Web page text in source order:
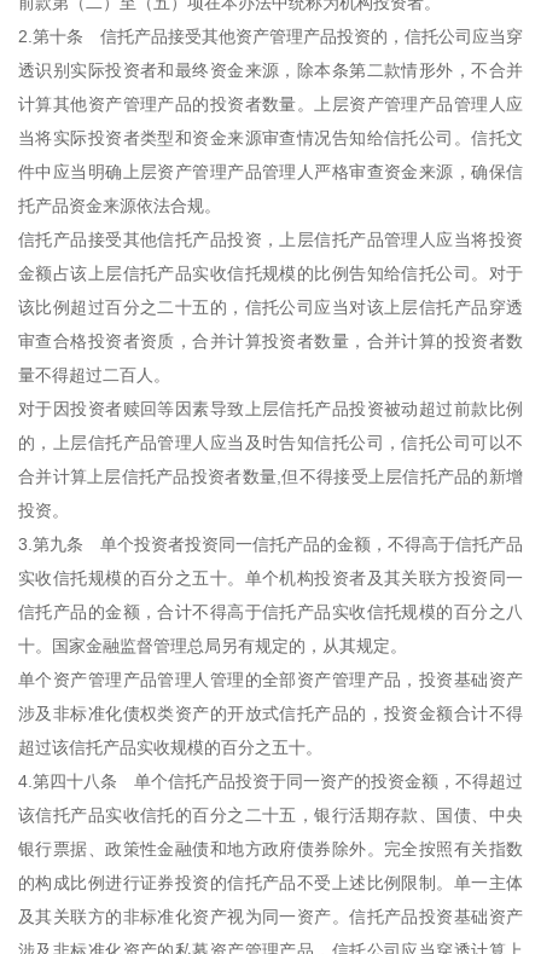
2.第十条 信托产品接受其他资产管理产品投资的，信托公司应当穿
透识别实际投资者和最终资金来源，除本条第二款情形外，不合并
计算其他资产管理产品的投资者数量。上层资产管理产品管理人应
当将实际投资者类型和资金来源审查情况告知给信托公司。信托文
件中应当明确上层资产管理产品管理人严格审查资金来源，确保信
托产品资金来源依法合规。
信托产品接受其他信托产品投资，上层信托产品管理人应当将投资
金额占该上层信托产品实收信托规模的比例告知给信托公司。对于
该比例超过百分之二十五的，信托公司应当对该上层信托产品穿透
审查合格投资者资质，合并计算投资者数量，合并计算的投资者数
量不得超过二百人。
对于因投资者赎回等因素导致上层信托产品投资被动超过前款比例
的，上层信托产品管理人应当及时告知信托公司，信托公司可以不
合并计算上层信托产品投资者数量,但不得接受上层信托产品的新增
投资。
3.第九条 单个投资者投资同一信托产品的金额，不得高于信托产品
实收信托规模的百分之五十。单个机构投资者及其关联方投资同一
信托产品的金额，合计不得高于信托产品实收信托规模的百分之八
十。国家金融监督管理总局另有规定的，从其规定。
单个资产管理产品管理人管理的全部资产管理产品，投资基础资产
涉及非标准化债权类资产的开放式信托产品的，投资金额合计不得
超过该信托产品实收规模的百分之五十。
4.第四十八条 单个信托产品投资于同一资产的投资金额，不得超过
该信托产品实收信托的百分之二十五，银行活期存款、国债、中央
银行票据、政策性金融债和地方政府债券除外。完全按照有关指数
的构成比例进行证券投资的信托产品不受上述比例限制。单一主体
及其关联方的非标准化资产视为同一资产。信托产品投资基础资产